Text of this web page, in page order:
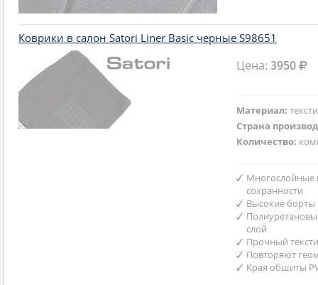
Коврики в салон Satori Liner Basic черные S98651
Цена:3950
Материал:
Страна
Количество:
Многослойные
сохранности
Высокие борты
слой
Прочный
Повторяют
Края обшиты